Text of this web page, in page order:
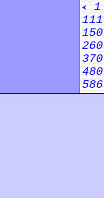
1
111
150
260
370
480
586